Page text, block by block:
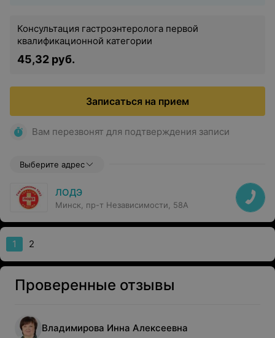
Консультация гастроэнтеролога первой
квалификационной категории
45,32 руб.
Записаться на прием
Вам перезвонят для подтверждения записи
Выберите адрес
ЛОДЭ
Минск, пр-т Независимости, 58А
1 2
Проверенные отзывы
Владимирова Инна Алексеевна